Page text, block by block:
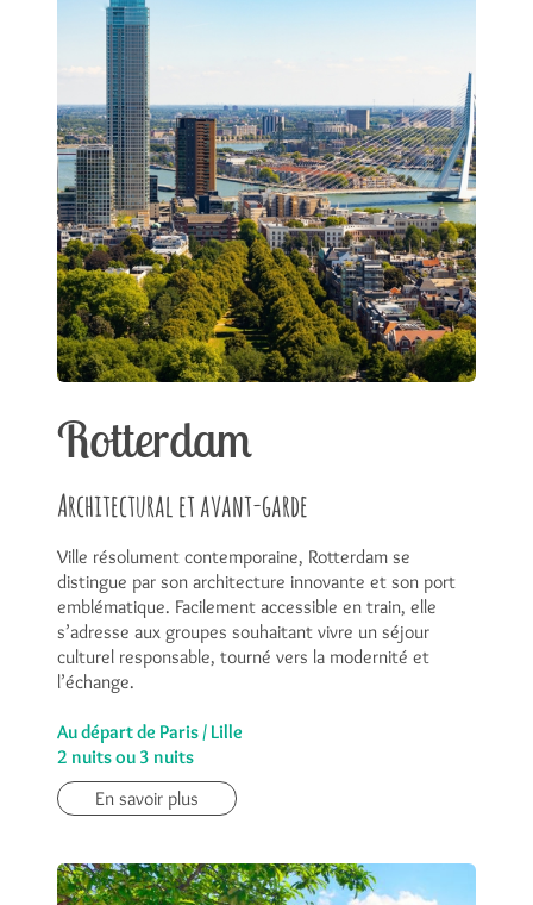
Rotterdam
Architectural et avant-garde
Ville résolument contemporaine, Rotterdam se
distingue par son architecture innovante et son port
emblématique. Facilement accessible en train, elle
s’adresse aux groupes souhaitant vivre un séjour
culturel responsable, tourné vers la modernité et
l’échange.
Au départ de Paris / Lille
2 nuits ou 3 nuits
En savoir plus